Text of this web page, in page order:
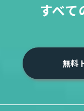
すべて
無料